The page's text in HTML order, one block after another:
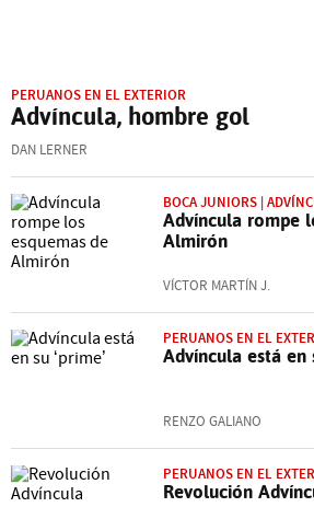
PERUANOS EN EL EXTERIOR
Advíncula, hombre gol
DAN LERNER
BOCA JUNIORS |
Advíncula rompe
Almirón
VÍCTOR MARTÍN J.
PERUANOS EN EL
Advíncula está en
RENZO GALIANO
PERUANOS EN EL
Revolución